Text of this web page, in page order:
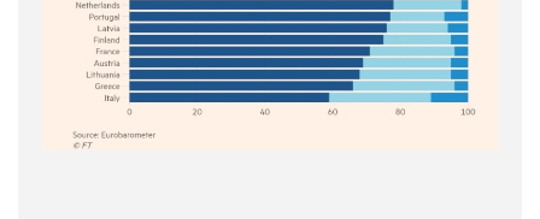
AZIENDA & SOCIETÀ
CONTRATTO DI RETE
ENTI NO-PROFIT